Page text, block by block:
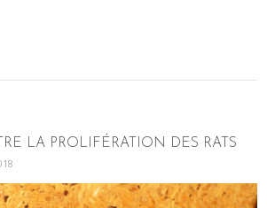
LA PROLIFÉRATION DES RATS